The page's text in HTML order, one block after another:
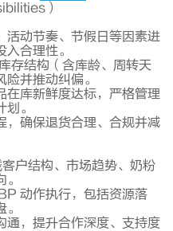
）
活动节奏、节假日等因素进
合理性。
存结构（含库龄、周转天
并推动纠偏。
在库新鲜度达标，严格管理
。
，确保退货合理、合规并减
户结构、市场趋势、奶粉
动作执行，包括资源落
通，提升合作深度、支持度